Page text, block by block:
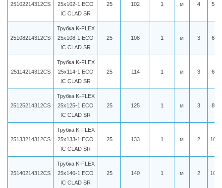
25102214312CS
25x102-1 ECO
IC CLAD SR
25 102 1 м 4
25108214312CS
Трубка K-FLEX
25x108-1 ECO
IC CLAD SR
25 108 1 м 3
25114214312CS
Трубка K-FLEX
25x114-1 ECO
IC CLAD SR
25 114 1 м 3
25125214312CS
Трубка K-FLEX
25x125-1 ECO
IC CLAD SR
25 125 1 м 3
25133214312CS
Трубка K-FLEX
25x133-1 ECO
IC CLAD SR
25 133 1 м 2
25140214312CS
Трубка K-FLEX
25x140-1 ECO
IC CLAD SR
25 140 1 м 2